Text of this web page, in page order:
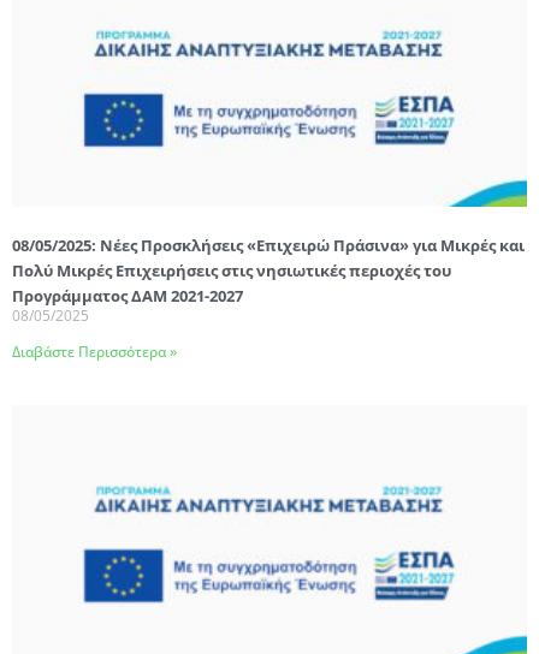
08/05/2025: Νέες Προσκλήσεις «Επιχειρώ Πράσινα» για Μικρές και
Πολύ Μικρές Επιχειρήσεις στις νησιωτικές περιοχές του
Προγράμματος ΔΑΜ 2021-2027
08/05/2025
Διαβάστε Περισσότερα »